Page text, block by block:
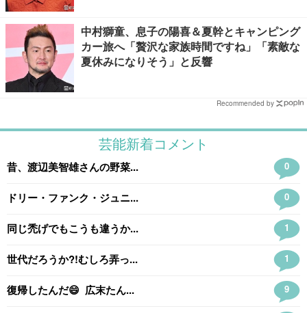
中村獅童、息子の陽喜＆夏幹とキャンピング
カー旅へ「贅沢な家族時間ですね」「素敵な
夏休みになりそう」と反響
Recommended by